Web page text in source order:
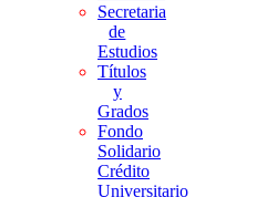
Secretaria
de
Estudios
Títulos
y
Grados
Fondo
Solidario
Crédito
Universitario